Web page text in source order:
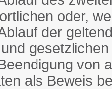
oder,
der
von
als Beweis